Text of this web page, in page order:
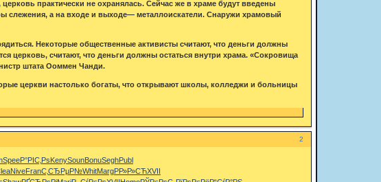
практически не охранялась. Сейчас же в храме будут введены
слежения, а на входе и выходе— металлоискатели. Снаружи храмовый
Некоторые общественные активисты считают, что деньги должны
церковь, считают, что деньги должны остаться внутри храма. «Сокровища
штата Ооммен Чанди.
церкви настолько богаты, что открывают школы, колледжи и больницы
2
SpeeР°РІС‚РѕKenySounBonuSeghPubl
NiveFranС‚СЂРµР№WhitMargРР»Р»СЋXVII